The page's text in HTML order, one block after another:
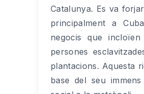
Catalunya. Es va
principalment a
negocis que
persones
plantacions. Aquesta
base del seu